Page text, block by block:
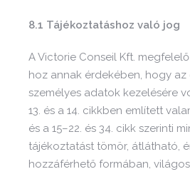
8.1 Tájékoztatáshoz való jog
A Victorie Conseil Kft.
hoz annak érdekében, hogy az
személyes adatok kezelésére
13. és a 14. cikkben említett
és a 15–22. és 34. cikk szerinti
tájékoztatást tömör, átlátható,
hozzáférhető formában,